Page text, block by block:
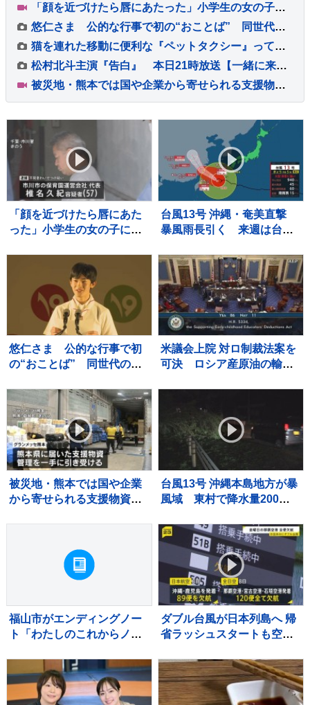
「顔を近づけたら唇にあたった」小学生の女の子にわいせつ行為か 保育園運営会社代表の男を逮捕 千葉・市川市
悠仁さま 公的な行事で初の“おことば” 同世代の参加者と宿泊テント設営体験も ボーイスカウトのキャンプ大会
猫を連れた移動に便利な『ペットタクシー』ってなに？ 利用時の流れや活用したいシーンをご紹介
松村北斗主演『告白』 本日21時放送【一緒に来るの夢だったんです】 「第5話あらすじ＆新場面写真6点」公開！！
被災地・熊本では国や企業から寄せられる支援物資の仕分け作業続く 熊本地震2回目の週末
「顔を近づけたら唇にあた
った」小学生の女の子にわ
会社代表の男を逮捕 千
台風13号 沖縄・奄美直撃
暴風雨長引く 来週は台風
3週間連続の猛暑日か
悠仁さま 公的な行事で初
の“おことば” 同世代の参
も ボーイスカウトのキャ
ンプ大会
米議会上院 対ロ制裁法案を
可決 ロシア産原油の輸入
被災地・熊本では国や企業
から寄せられる支援物資の
台風13号 沖縄本島地方が暴
風域 東村で降水量200ミ
4000戸停電
福山市がエンディングノー
ト「わたしのこれからノー
ダブル台風が日本列島へ 帰
省ラッシュスタートも空の
「持病の薬」「血圧測定
器」を避難所に持ち込む高
齢者も 週明け15号も本州